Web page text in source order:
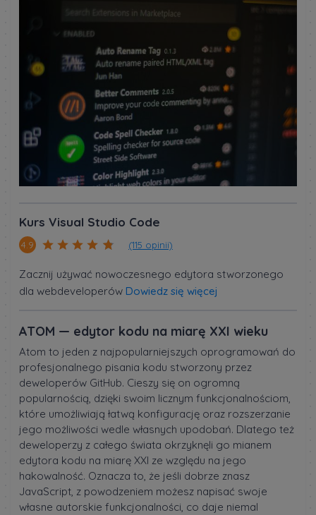
Kurs Visual Studio Code
4.9 (115 opinii)
Zacznij używać nowoczesnego edytora stworzonego
dla webdeveloperów Dowiedz się więcej
ATOM — edytor kodu na miarę XXI wieku
Atom to jeden z najpopularniejszych oprogramowań do
profesjonalnego pisania kodu stworzony przez
deweloperów GitHub. Cieszy się on ogromną
popularnością, dzięki swoim licznym funkcjonalnościom,
które umożliwiają łatwą konfigurację oraz rozszerzanie
jego możliwości wedle własnych upodobań. Dlatego też
deweloperzy z całego świata okrzyknęli go mianem
edytora kodu na miarę XXI ze względu na jego
hakowalność. Oznacza to, że jeśli dobrze znasz
JavaScript, z powodzeniem możesz napisać swoje
własne autorskie funkcjonalności, co daje niemal